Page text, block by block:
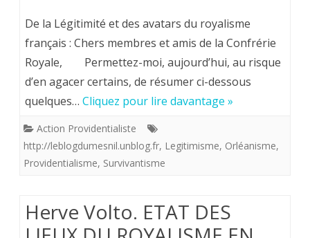
la
fausse
compréhension
providentialiste
les
Légitimistes
De la Légitimité et des avatars du royalisme
français : Chers membres et amis de la Confrérie
Royale, Permettez-moi, aujourd’hui, au risque
d’en agacer certains, de résumer ci-dessous
quelques… Cliquez pour lire davantage »
Action Providentialiste
http://leblogdumesnil.unblog.fr, Legitimisme, Orléanisme,
Providentialisme, Survivantisme
Herve Volto. ETAT DES